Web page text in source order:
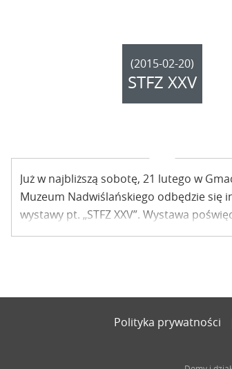
(2015-02-20)
STFZ XXV
Już w najbliższą sobotę, 21 lutego w
Muzeum Nadwiślańskiego odbędzie się
wystawy pt. „STFZ XXV”. Wystawa
działalności Stowarzyszenia Twórców
Polityka prywatności